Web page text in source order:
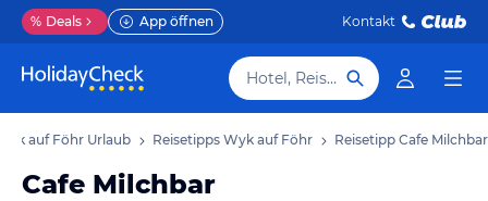
% Deals App öffnen Kontakt
Hotel, Reiseziel
auf Föhr Urlaub Reisetipps Wyk auf Föhr Reisetipp Cafe Milchbar
Cafe Milchbar